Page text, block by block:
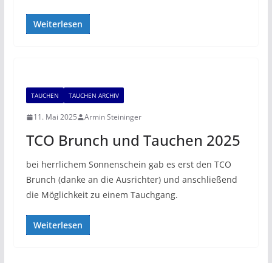
Weiterlesen
TAUCHEN TAUCHEN ARCHIV
11. Mai 2025 Armin Steininger
TCO Brunch und Tauchen 2025
bei herrlichem Sonnenschein gab es erst den TCO
Brunch (danke an die Ausrichter) und anschließend
die Möglichkeit zu einem Tauchgang.
Weiterlesen